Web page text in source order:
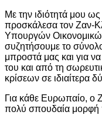
Με την ιδιότητά μου
προσκάλεσα τον Ζαν-
Υπουργών
συζητήσουμε το
μπροστά μας και για
του και από τη
κρίσεων σε ιδιαίτερα
Για κάθε Ευρωπαίο, ο
πολύ σπουδαία μορφή